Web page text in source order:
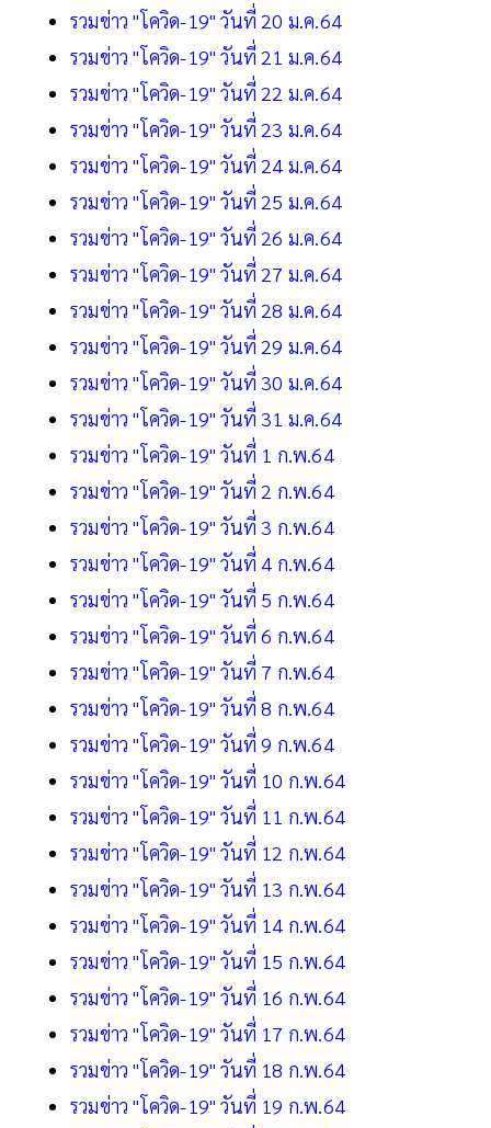
รวมข่าว "โควิด-19" วันที่ 20 ม.ค.64
รวมข่าว "โควิด-19" วันที่ 21 ม.ค.64
รวมข่าว "โควิด-19" วันที่ 22 ม.ค.64
รวมข่าว "โควิด-19" วันที่ 23 ม.ค.64
รวมข่าว "โควิด-19" วันที่ 24 ม.ค.64
รวมข่าว "โควิด-19" วันที่ 25 ม.ค.64
รวมข่าว "โควิด-19" วันที่ 26 ม.ค.64
รวมข่าว "โควิด-19" วันที่ 27 ม.ค.64
รวมข่าว "โควิด-19" วันที่ 28 ม.ค.64
รวมข่าว "โควิด-19" วันที่ 29 ม.ค.64
รวมข่าว "โควิด-19" วันที่ 30 ม.ค.64
รวมข่าว "โควิด-19" วันที่ 31 ม.ค.64
รวมข่าว "โควิด-19" วันที่ 1 ก.พ.64
รวมข่าว "โควิด-19" วันที่ 2 ก.พ.64
รวมข่าว "โควิด-19" วันที่ 3 ก.พ.64
รวมข่าว "โควิด-19" วันที่ 4 ก.พ.64
รวมข่าว "โควิด-19" วันที่ 5 ก.พ.64
รวมข่าว "โควิด-19" วันที่ 6 ก.พ.64
รวมข่าว "โควิด-19" วันที่ 7 ก.พ.64
รวมข่าว "โควิด-19" วันที่ 8 ก.พ.64
รวมข่าว "โควิด-19" วันที่ 9 ก.พ.64
รวมข่าว "โควิด-19" วันที่ 10 ก.พ.64
รวมข่าว "โควิด-19" วันที่ 11 ก.พ.64
รวมข่าว "โควิด-19" วันที่ 12 ก.พ.64
รวมข่าว "โควิด-19" วันที่ 13 ก.พ.64
รวมข่าว "โควิด-19" วันที่ 14 ก.พ.64
รวมข่าว "โควิด-19" วันที่ 15 ก.พ.64
รวมข่าว "โควิด-19" วันที่ 16 ก.พ.64
รวมข่าว "โควิด-19" วันที่ 17 ก.พ.64
รวมข่าว "โควิด-19" วันที่ 18 ก.พ.64
รวมข่าว "โควิด-19" วันที่ 19 ก.พ.64